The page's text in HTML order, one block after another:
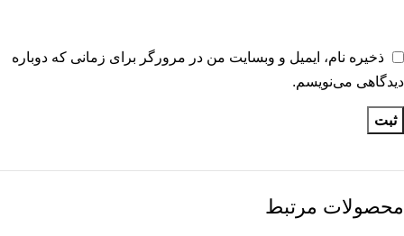
ذخیره نام، ایمیل و وبسایت من در مرورگر برای زمانی که دوباره
دیدگاهی می‌نویسم.
محصولات مرتبط